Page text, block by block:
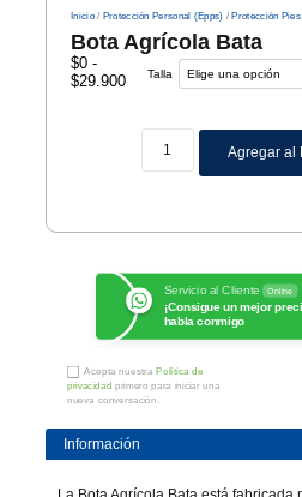
Inicio/ Protección Personal (Epps) /Protección Pies
Bota Agrícola Bata
$0 -
$29.900 Talla
Agregar al
Servicio al Cliente Online
¡Consigue un mejor
habla conmigo
Acepta nuestraPolítica de
privacidad primero para iniciar una
nueva conversación.
Información